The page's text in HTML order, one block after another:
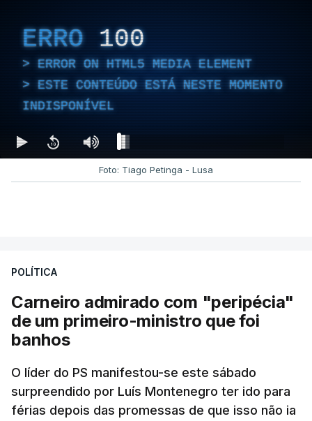
ERRO 100
ERROR ON HTML5 MEDIA ELEMENT
ESTE CONTEÚDO ESTÁ NESTE MOMENTO
INDISPONÍVEL
Foto: Tiago Petinga - Lusa
POLÍTICA
Carneiro admirado com "peripécia"
de um primeiro-ministro que foi
banhos
O líder do PS manifestou-se este sábado
surpreendido por Luís Montenegro ter ido para
férias depois das promessas de que isso não ia